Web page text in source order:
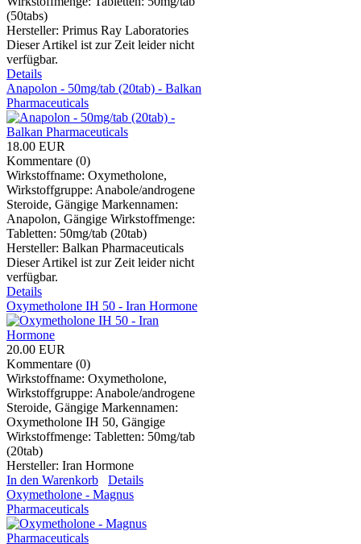
(50tabs)
Hersteller: Primus Ray Laboratories
Dieser Artikel ist zur Zeit leider nicht
verfügbar.
Details
Anapolon - 50mg/tab (20tab) - Balkan
Pharmaceuticals
18.00 EUR
Kommentare (0)
Wirkstoffname: Oxymetholone,
Wirkstoffgruppe: Anabole/androgene
Steroide, Gängige Markennamen:
Anapolon, Gängige Wirkstoffmenge:
Tabletten: 50mg/tab (20tab)
Hersteller: Balkan Pharmaceuticals
Dieser Artikel ist zur Zeit leider nicht
verfügbar.
Details
Oxymetholone IH 50 - Iran Hormone
20.00 EUR
Kommentare (0)
Wirkstoffname: Oxymetholone,
Wirkstoffgruppe: Anabole/androgene
Steroide, Gängige Markennamen:
Oxymetholone IH 50, Gängige
Wirkstoffmenge: Tabletten: 50mg/tab
(20tab)
Hersteller: Iran Hormone
In den Warenkorb
Details
Oxymetholone - Magnus
Pharmaceuticals